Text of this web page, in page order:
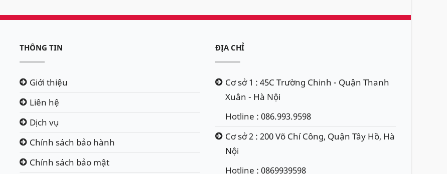
THÔNG TIN
Giới thiệu
Liên hệ
Dịch vụ
Chính sách bảo hành
Chính sách bảo mật
ĐỊA CHỈ
Cơ sở 1 : 45C Trường Chinh - Quận Thanh
Xuân - Hà Nội
Hotline : 086.993.9598
Cơ sở 2 : 200 Võ Chí Công, Quận Tây Hồ, Hà
Nội
Hotline : 0869939598